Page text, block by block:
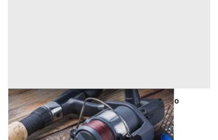
Attrezzature Industriali all'asta a Vicolungo
Vicolungo (Novara)
Offerta minima
300 €